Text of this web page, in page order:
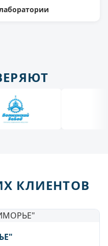
КЛИЕНТОВ